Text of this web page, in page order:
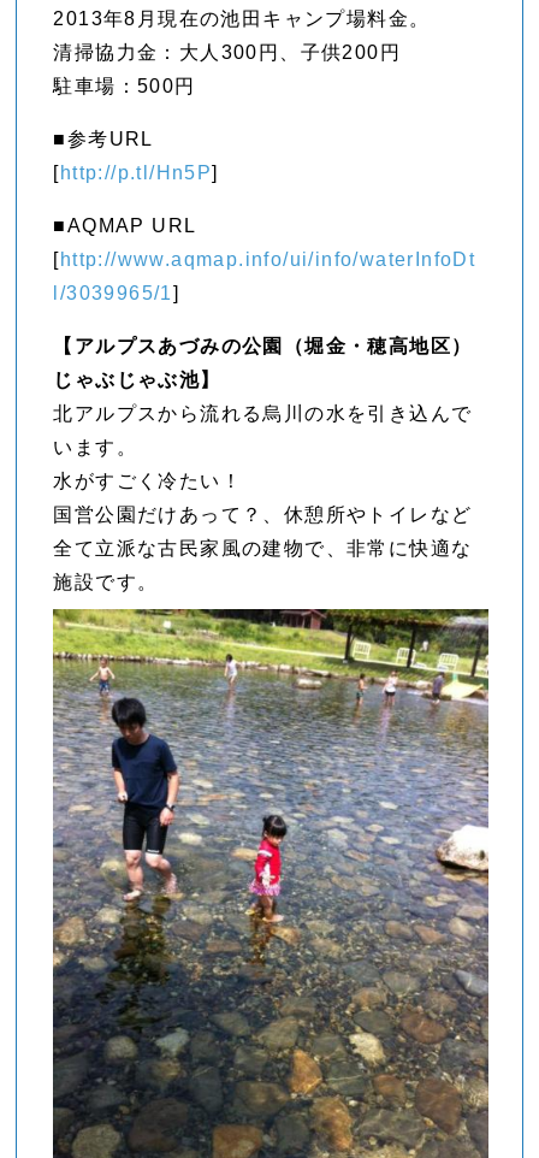
2013年8月現在の池田キャンプ場料金。
清掃協力金：大人300円、子供200円
駐車場：500円
■参考URL
[http://p.tl/Hn5P]
■AQMAP URL
[http://www.aqmap.info/ui/info/waterInfoDt
l/3039965/1]
【アルプスあづみの公園（堀金・穂高地区）
じゃぶじゃぶ池】
北アルプスから流れる烏川の水を引き込んで
います。
水がすごく冷たい！
国営公園だけあって？、休憩所やトイレなど
全て立派な古民家風の建物で、非常に快適な
施設です。